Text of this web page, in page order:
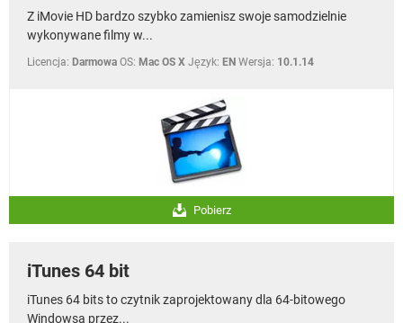
Z iMovie HD bardzo szybko zamienisz swoje samodzielnie
wykonywane filmy w...
Licencja: Darmowa OS: Mac OS X Język: EN Wersja: 10.1.14
Pobierz
iTunes 64 bit
iTunes 64 bits to czytnik zaprojektowany dla 64-bitowego
Windowsa przez...